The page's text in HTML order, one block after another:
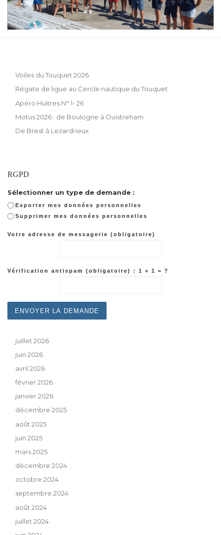
Voiles du Touquet 2026
Régate de ligue au Cercle nautique du Touquet
Apéro Huitres N° 1- 26
Motus 2026 : de Boulogne à Ouistreham.
De Brest à Lezardrieux
RGPD
Sélectionner un type de demande :
Exporter mes données personnelles
Supprimer mes données personnelles
Votre adresse de messagerie (obligatoire)
Vérification antispam (obligatoire) : 1 + 1 = ?
juillet 2026
juin 2026
avril 2026
février 2026
janvier 2026
décembre 2025
août 2025
juin 2025
mars 2025
décembre 2024
octobre 2024
septembre 2024
août 2024
juillet 2024